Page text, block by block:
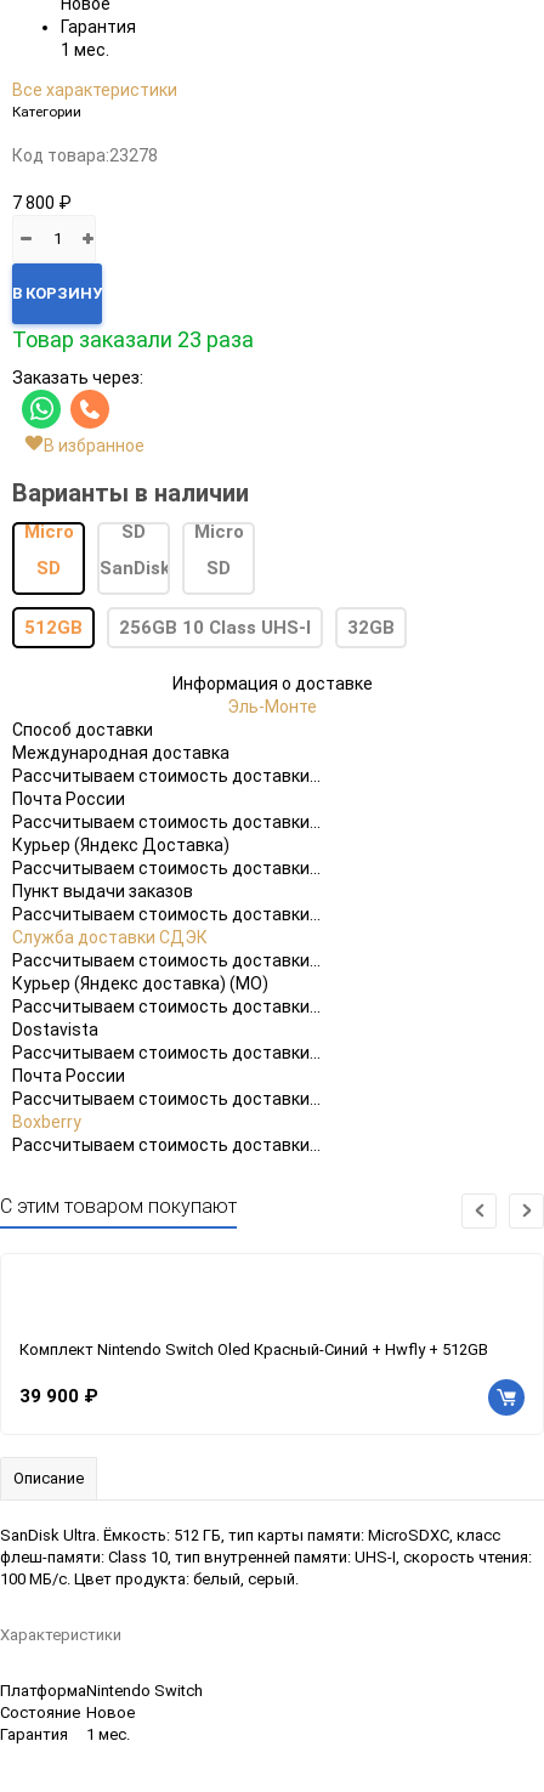
Гарантия
1 мес.
Все характеристики
Категории
Код товара:23278
7 800 ₽
В КОРЗИНУ
Товар заказали 23 раза
Заказать через:
В избранное
Варианты в наличии
512GB 256GB 10 Class UHS-I 32GB
Информация о доставке
Эль-Монте
Способ доставки
Международная доставка
Рассчитываем стоимость доставки...
Почта России
Рассчитываем стоимость доставки...
Курьер (Яндекс Доставка)
Рассчитываем стоимость доставки...
Пункт выдачи заказов
Рассчитываем стоимость доставки...
Служба доставки СДЭК
Рассчитываем стоимость доставки...
Курьер (Яндекс доставка) (МО)
Рассчитываем стоимость доставки...
Dostavista
Рассчитываем стоимость доставки...
Почта России
Рассчитываем стоимость доставки...
Boxberry
Рассчитываем стоимость доставки...
С этим товаром покупают
Комплект Nintendo Switch Oled Красный-Синий + Hwfly + 512GB
39 900 ₽
Описание
SanDisk Ultra. Ёмкость: 512 ГБ, тип карты памяти: MicroSDXC, класс
флеш-памяти: Class 10, тип внутренней памяти: UHS-I, скорость чтения:
100 МБ/с. Цвет продукта: белый, серый.
Характеристики
ПлатформаNintendo Switch
Состояние Новое
Гарантия
1 мес.